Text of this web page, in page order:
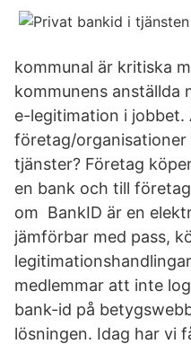
kommunal är kritiska
kommunens anställda
e-legitimation i jobbet.
företag/organisationer
tjänster? Företag
en bank och till
om BankID är en
jämförbar med pass,
medlemmar att inte
bank-id på
lösningen. Idag har vi